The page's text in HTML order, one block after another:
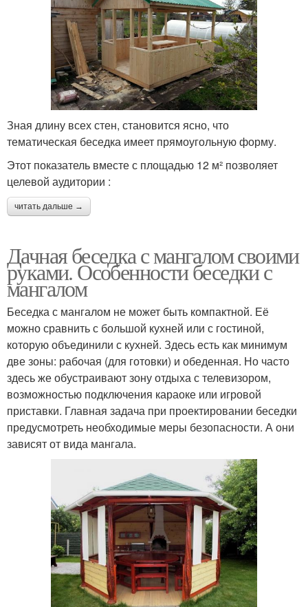
Зная длину всех стен, становится ясно, что
тематическая беседка имеет прямоугольную форму.
Этот показатель вместе с площадью 12 м² позволяет
целевой аудитории :
читать дальше →
Дачная беседка с мангалом своими
руками. Особенности беседки с
мангалом
Беседка с мангалом не может быть компактной. Её
можно сравнить с большой кухней или с гостиной,
которую объединили с кухней. Здесь есть как минимум
две зоны: рабочая (для готовки) и обеденная. Но часто
здесь же обустраивают зону отдыха с телевизором,
возможностью подключения караоке или игровой
приставки. Главная задача при проектировании беседки
предусмотреть необходимые меры безопасности. А они
зависят от вида мангала.